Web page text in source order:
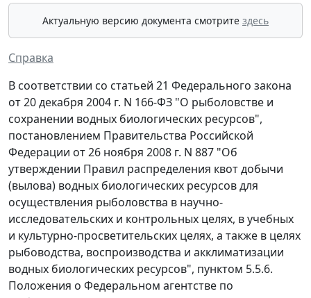
Актуальную версию документа смотрите здесь
Справка
В соответствии со статьей 21 Федерального закона
от 20 декабря 2004 г. N 166-ФЗ "О рыболовстве и
сохранении водных биологических ресурсов",
постановлением Правительства Российской
Федерации от 26 ноября 2008 г. N 887 "Об
утверждении Правил распределения квот добычи
(вылова) водных биологических ресурсов для
осуществления рыболовства в научно-
исследовательских и контрольных целях, в учебных
и культурно-просветительских целях, а также в целях
рыбоводства, воспроизводства и акклиматизации
водных биологических ресурсов", пунктом 5.5.6.
Положения о Федеральном агентстве по